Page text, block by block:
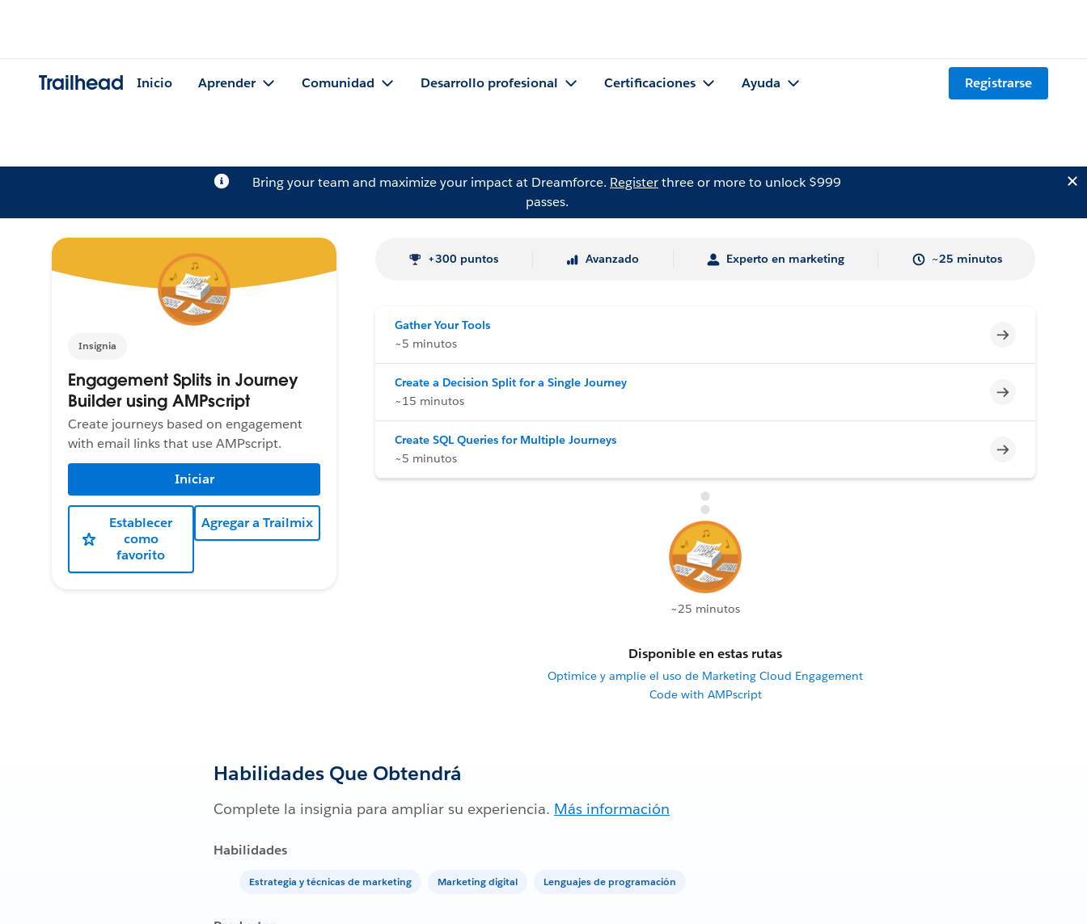
Trailhead Inicio Aprender Comunidad Desarrollo profesional Certificaciones Ayuda Registrarse
Bring your team and maximize your impact at Dreamforce. Registerthree or more to unlock $999
passes.
Insignia
Engagement Splits in Journey
Builder using AMPscript
Create journeys based on engagement
with email links that use AMPscript.
Iniciar
Establecer
como
favorito
Agregar a Trailmix
+300 puntos Avanzado Experto en marketing ~25 minutos
Gather Your Tools
~5 minutos
Incompleto
Create a Decision Split for a Single Journey
~15 minutos
Incompleto
Create SQL Queries for Multiple Journeys
~5 minutos
Incompleto
~25 minutos
Disponible en estas rutas
Optimice y amplíe el uso de Marketing Cloud Engagement
Code with AMPscript
Habilidades Que Obtendrá
Complete la insignia para ampliar su experiencia. Más información
Habilidades
Estrategia y técnicas de marketing Marketing digital Lenguajes de programación